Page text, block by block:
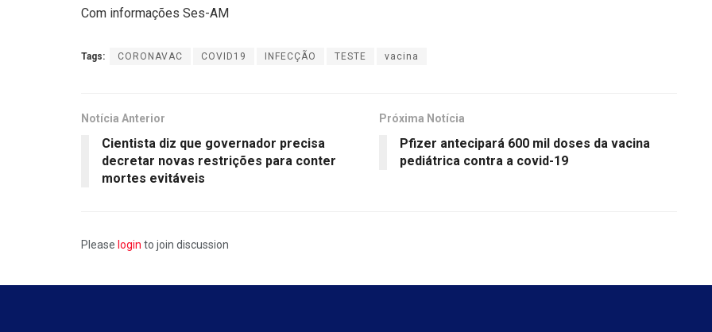
Com informações Ses-AM
Tags: CORONAVAC COVID19 INFECÇÃO TESTE vacina
Notícia Anterior
Cientista diz que governador precisa
decretar novas restrições para conter
mortes evitáveis
Próxima Notícia
Pfizer antecipará 600 mil doses da vacina
pediátrica contra a covid-19
Please login to join discussion